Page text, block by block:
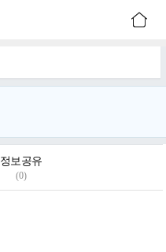
정보공유
(0)